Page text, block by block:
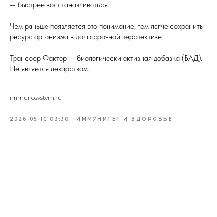
— быстрее восстанавливаться
Чем раньше появляется это понимание, тем легче сохранить
ресурс организма в долгосрочной перспективе.
Трансфер Фактор — биологически активная добавка (БАД).
Не является лекарством.
immunosystem.ru
2026-05-10 03:30 ИММУНИТЕТ И ЗДОРОВЬЕ